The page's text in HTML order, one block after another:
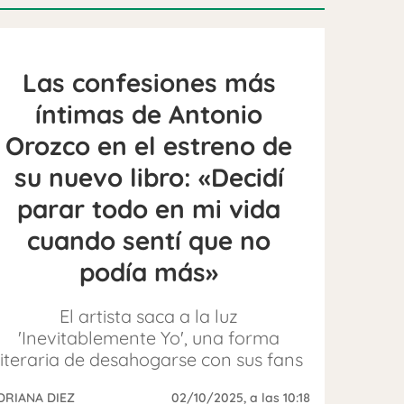
Las confesiones más
íntimas de Antonio
Orozco en el estreno de
su nuevo libro: «Decidí
parar todo en mi vida
cuando sentí que no
podía más»
El artista saca a la luz
'Inevitablemente Yo', una forma
de desahogarse con sus fans
DIEZ 02/10/2025, a las 10:18